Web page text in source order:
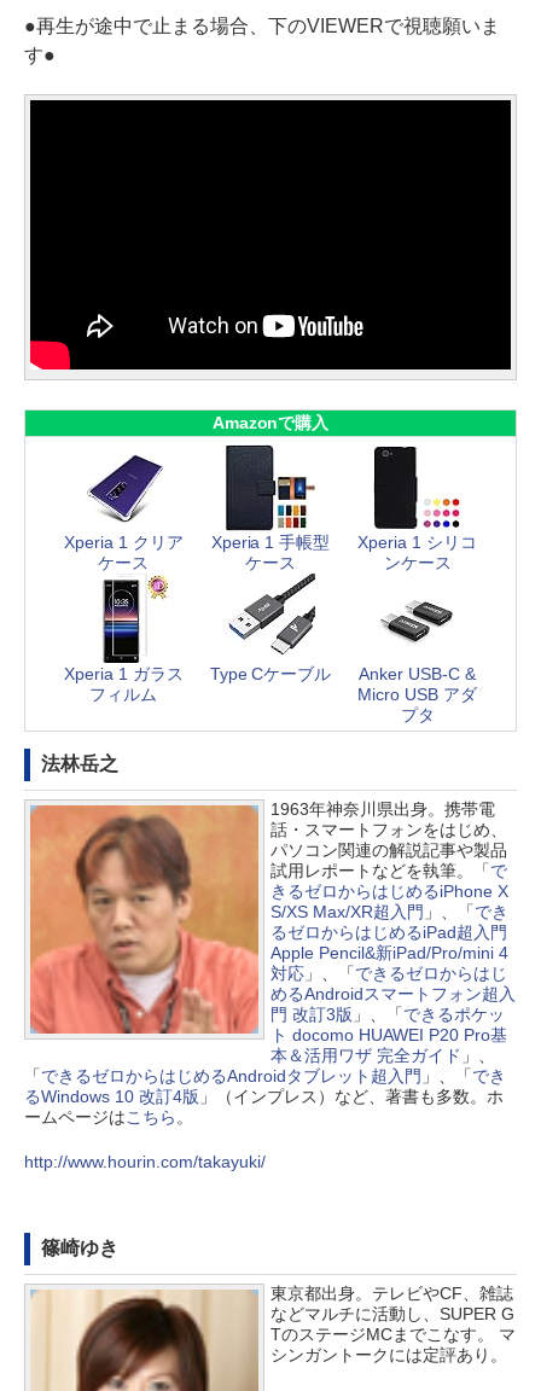
●再生が途中で止まる場合、下のVIEWERで視聴願いま
す●
Amazonで購入
Xperia 1 クリア
ケース
Xperia 1 手帳型
ケース
Xperia 1 シリコ
ンケース
Xperia 1 ガラス
フィルム
Type Cケーブル
Anker USB-C &
Micro USB アダ
プタ
法林岳之
1963年神奈川県出身。携帯電
話・スマートフォンをはじめ、
パソコン関連の解説記事や製品
試用レポートなどを執筆。「で
きるゼロからはじめるiPhone X
S/XS Max/XR超入門 」、「でき
るゼロからはじめるiPad超入門
Apple Pencil&新iPad/Pro/mini 4
対応」、「できるゼロからはじ
めるAndroidスマートフォン超入
門 改訂3版 」、「できるポケッ
ト docomo HUAWEI P20 Pro基
本＆活用ワザ 完全ガイド 」、
「できるゼロからはじめるAndroidタブレット超入門 」、「でき
るWindows 10 改訂4版 」（インプレス）など、著書も多数。ホ
ームページはこちら 。
http://www.hourin.com/takayuki/
篠崎ゆき
東京都出身。テレビやCF、雑誌
などマルチに活動し、SUPER G
TのステージMCまでこなす。 マ
シンガントークには定評あり。